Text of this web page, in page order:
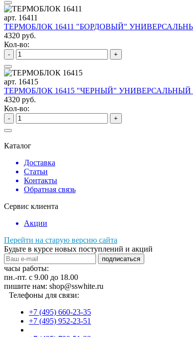
арт. 16411
ТЕРМОБЛОК 16411 "БОРДОВЫЙ"
4320 руб.
Кол-во:
- +
арт. 16415
ТЕРМОБЛОК 16415 "ЧЕРНЫЙ" УНИВЕРСАЛЬНЫЙ
4320 руб.
Кол-во:
- +
Каталог
Доставка
Статьи
Контакты
Обратная связь
Сервис клиента
Акции
Перейти на старую версию сайта
Будьте в курсе новых поступлений и акций
подписаться
часы работы:
пн.-пт. с 9.00 до 18.00
пишите нам: shop@sswhite.ru
Телефоны для связи:
+7 (495) 660-23-35
+7 (495) 952-23-51